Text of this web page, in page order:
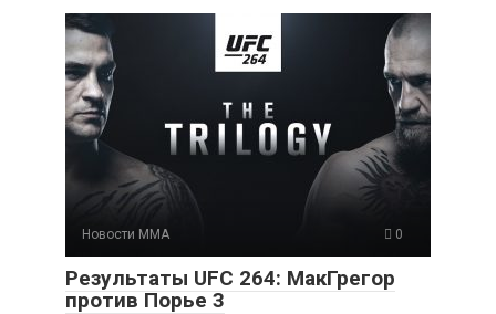
Новости ММА 0
Результаты UFC 264: МакГрегор
против Порье 3